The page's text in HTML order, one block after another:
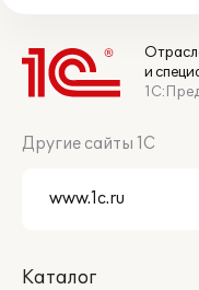
и
Другие сайты 1С
Каталог